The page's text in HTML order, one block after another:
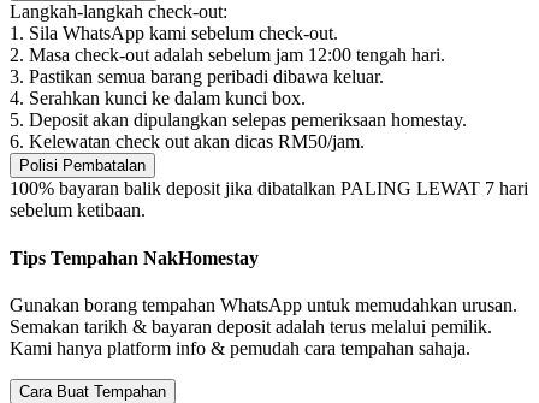
Langkah-langkah check-out:
1. Sila WhatsApp kami sebelum check-out.
2. Masa check-out adalah sebelum jam 12:00 tengah hari.
3. Pastikan semua barang peribadi dibawa keluar.
4. Serahkan kunci ke dalam kunci box.
5. Deposit akan dipulangkan selepas pemeriksaan homestay.
6. Kelewatan check out akan dicas RM50/jam.
Polisi Pembatalan
100% bayaran balik deposit jika dibatalkan PALING LEWAT 7 hari
sebelum ketibaan.
Tips Tempahan NakHomestay
Gunakan borang tempahan WhatsApp untuk memudahkan urusan.
Semakan tarikh & bayaran deposit adalah terus melalui pemilik.
Kami hanya platform info & pemudah cara tempahan sahaja.
Cara Buat Tempahan